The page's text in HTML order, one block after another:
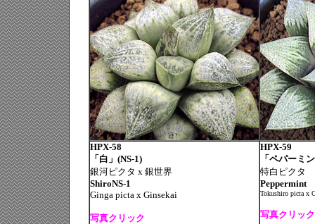
HPX-58
「白」(NS-1)
銀河ピクタ x 銀世界
ShiroNS-1
Ginga picta x Ginsekai
写真クリック
HPX-59
「ペパーミ
特白ピクタ
Peppermint
Tokushiro picta x
写真クリック